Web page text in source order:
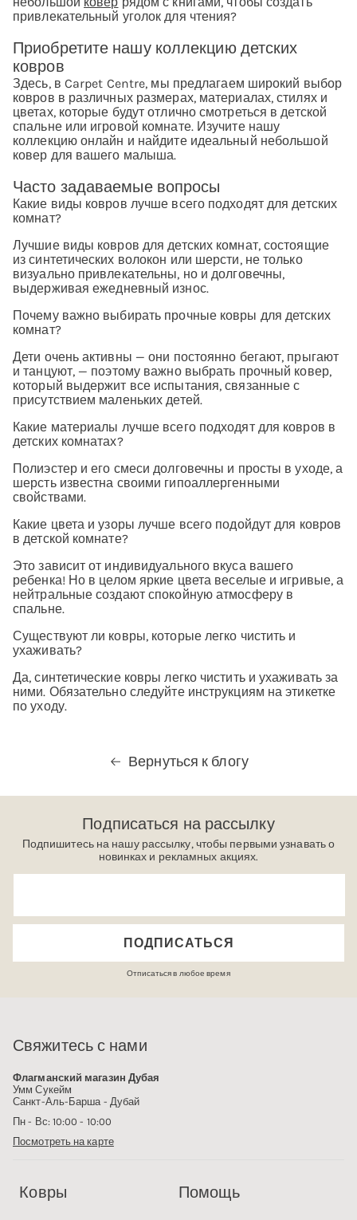
привлекательный уголок для чтения?
Приобретите нашу коллекцию детских
ковров
Здесь, в Carpet Centre, мы предлагаем широкий выбор
ковров в различных размерах, материалах, стилях и
цветах, которые будут отлично смотреться в детской
спальне или игровой комнате. Изучите нашу
коллекцию онлайн и найдите идеальный небольшой
ковер для вашего малыша.
Часто задаваемые вопросы
Какие виды ковров лучше всего подходят для детских
комнат?
Лучшие виды ковров для детских комнат, состоящие
из синтетических волокон или шерсти, не только
визуально привлекательны, но и долговечны,
выдерживая ежедневный износ.
Почему важно выбирать прочные ковры для детских
комнат?
Дети очень активны — они постоянно бегают, прыгают
и танцуют, — поэтому важно выбрать прочный ковер,
который выдержит все испытания, связанные с
присутствием маленьких детей.
Какие материалы лучше всего подходят для ковров в
детских комнатах?
Полиэстер и его смеси долговечны и просты в уходе, а
шерсть известна своими гипоаллергенными
свойствами.
Какие цвета и узоры лучше всего подойдут для ковров
в детской комнате?
Это зависит от индивидуального вкуса вашего
ребенка! Но в целом яркие цвета веселые и игривые, а
нейтральные создают спокойную атмосферу в
спальне.
Существуют ли ковры, которые легко чистить и
ухаживать?
Да, синтетические ковры легко чистить и ухаживать за
ними. Обязательно следуйте инструкциям на этикетке
по уходу.
Вернуться к блогу
Подписаться на рассылку
Подпишитесь на нашу рассылку, чтобы первыми узнавать о
новинках и рекламных акциях.
почты
ПОДПИСАТЬСЯ
Отписаться в любое время
Свяжитесь с нами
Флагманский магазин Дубая
Умм Сукейм
Санкт-Аль-Барша - Дубай
Пн - Вс: 10:00 - 10:00
Посмотреть на карте
Ковры Помощь